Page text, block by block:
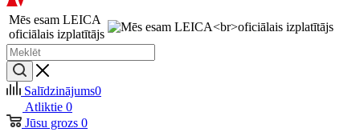
Mēs esam LEICA
oficiālais izplatītājs
Salīdzinājums0
Atliktie 0
Jūsu grozs 0